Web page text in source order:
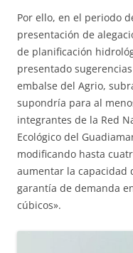
Por ello, en el periodo
presentación de
de planificación
presentado
embalse del Agrio,
supondría para al
integrantes de la Red
Ecológico del
modificando hasta
aumentar la capacidad
garantía de demanda
cúbicos».